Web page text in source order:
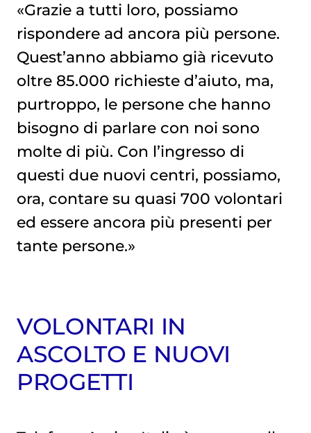
«Grazie a tutti loro, possiamo
rispondere ad ancora più persone.
Quest’anno abbiamo già ricevuto
oltre 85.000 richieste d’aiuto, ma,
purtroppo, le persone che hanno
bisogno di parlare con noi sono
molte di più. Con l’ingresso di
questi due nuovi centri, possiamo,
ora, contare su quasi 700 volontari
ed essere ancora più presenti per
tante persone.»
VOLONTARI IN
ASCOLTO E NUOVI
PROGETTI